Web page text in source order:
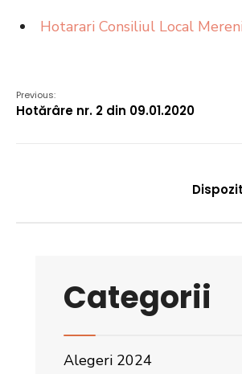
Hotarari Consiliul Local
Previous:
Hotărâre nr. 2 din 09.01.2020
Categorii
Alegeri 2024